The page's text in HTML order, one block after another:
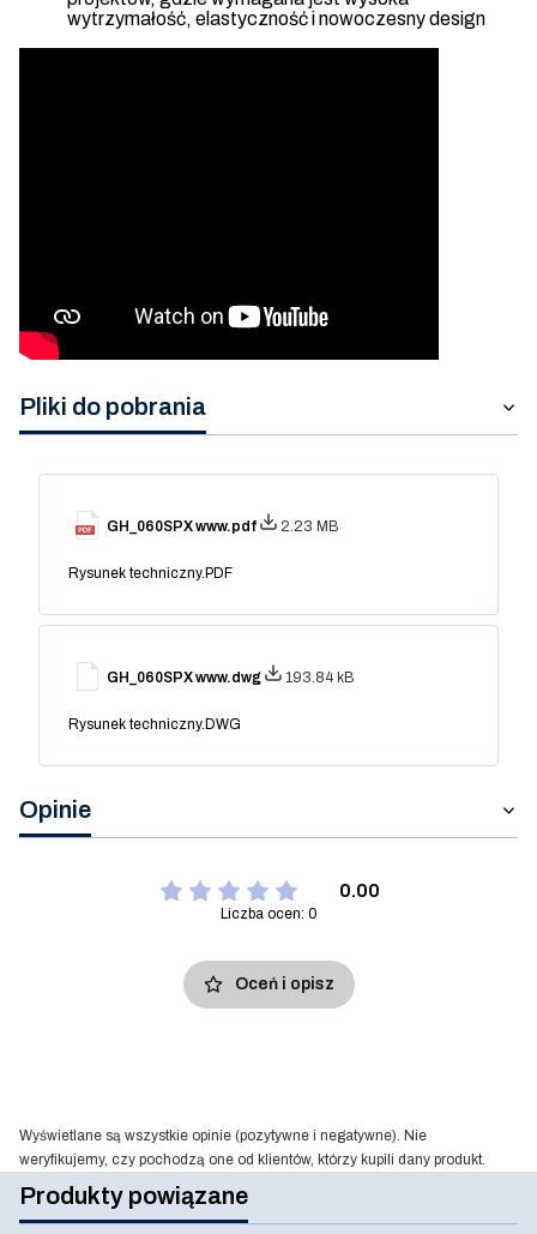
wytrzymałość, elastyczność i nowoczesny design
Pliki do pobrania
GH_060SPX www.pdf 2.23 MB
Rysunek techniczny.PDF
GH_060SPX www.dwg 193.84 kB
Rysunek techniczny.DWG
Opinie
0.00
Liczba ocen: 0
Oceń i opisz
Wyświetlane są wszystkie opinie (pozytywne i negatywne). Nie
weryfikujemy, czy pochodzą one od klientów, którzy kupili dany produkt.
Produkty powiązane